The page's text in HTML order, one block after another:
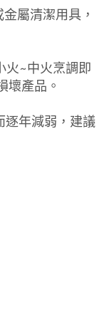
屬清潔用具，
火~中火烹調即
壞產品。
逐年減弱，建議